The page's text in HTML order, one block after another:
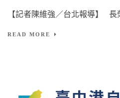
【記者陳維強／台北報導】 長
READ MORE